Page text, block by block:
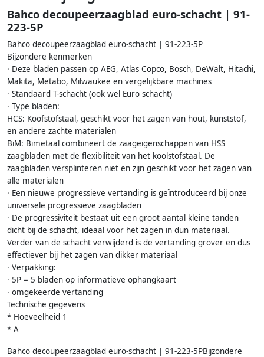
Bahco decoupeerzaagblad euro-schacht | 91-
223-5P
Bahco decoupeerzaagblad euro-schacht | 91-223-5P
Bijzondere kenmerken
· Deze bladen passen op AEG, Atlas Copco, Bosch, DeWalt, Hitachi,
Makita, Metabo, Milwaukee en vergelijkbare machines
· Standaard T-schacht (ook wel Euro schacht)
· Type bladen:
HCS: Koofstofstaal, geschikt voor het zagen van hout, kunststof,
en andere zachte materialen
BiM: Bimetaal combineert de zaageigenschappen van HSS
zaagbladen met de flexibiliteit van het koolstofstaal. De
zaagbladen versplinteren niet en zijn geschikt voor het zagen van
alle materialen
· Een nieuwe progressieve vertanding is geïntroduceerd bij onze
universele progressieve zaagbladen
· De progressiviteit bestaat uit een groot aantal kleine tanden
dicht bij de schacht, ideaal voor het zagen in dun materiaal.
Verder van de schacht verwijderd is de vertanding grover en dus
effectiever bij het zagen van dikker materiaal
· Verpakking:
· 5P = 5 bladen op informatieve ophangkaart
· omgekeerde vertanding
Technische gegevens
* Hoeveelheid 1
* A
Bahco decoupeerzaagblad euro-schacht | 91-223-5PBijzondere